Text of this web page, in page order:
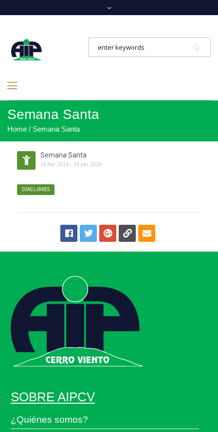
Semana Santa
Home / Semana Santa
Semana Santa
18Abr 2019 - 19Abr 2019
DÍAS LIBRES
SOBRE AIPCV
¿Quiénes somos?